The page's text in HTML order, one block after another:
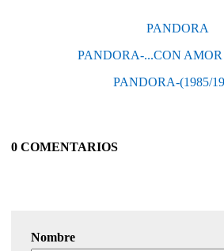
PANDORA
PANDORA-...CON
PANDORA-(1985/
0 COMENTARIOS
Nombre